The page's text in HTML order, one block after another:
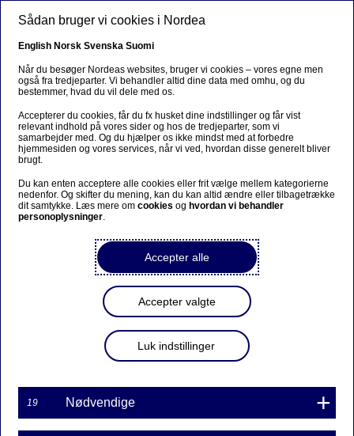
Gå til hovedindhold
Bæredygtighed
Indkøb, bæredygtighed og
tyngdepunktet er ved at skifte
Centrale refleksioner fra en Sustainability Nordic
Strategy Talk med fokus på bæredygtighed og
Sådan bruger vi cookies i Nordea
English Norsk Svenska Suomi
Når du besøger Nordeas websites, bruger vi cookies – vores egne men
også fra tredjeparter. Vi behandler altid dine data med omhu, og du
bestemmer, hvad du vil dele med os.
Accepterer du cookies, får du fx husket dine indstillinger og får vist
relevant indhold på vores sider og hos de tredjeparter, som vi
samarbejder med. Og du hjælper os ikke mindst med at forbedre
hjemmesiden og vores services, når vi ved, hvordan disse generelt bliver
brugt.
Du kan enten acceptere alle cookies eller frit vælge mellem kategorierne
nedenfor. Og skifter du mening, kan du kan altid ændre eller tilbagetrække
dit samtykke. Læs mere omcookies og hvordan vi behandler
personoplysninger.
Accepter alle
Accepter valgte
Luk indstillinger
19 Nødvendige